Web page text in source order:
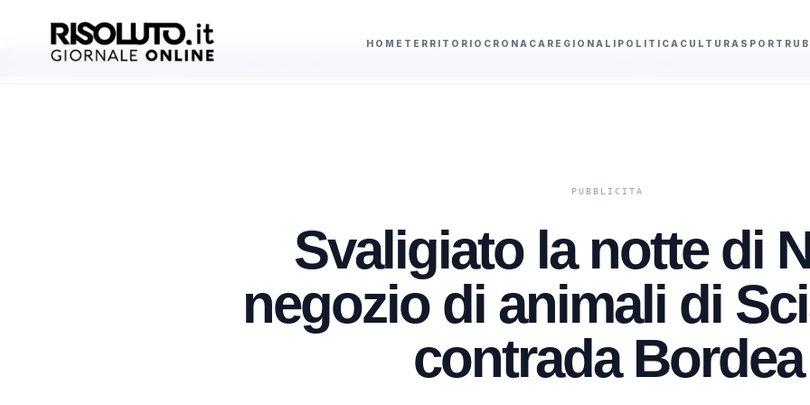
HOME TERRITORIO CRONACA REGIONALI POLITICA CULTURA SPORT
AGGIORNAMENTI
Semaforo rosso in bici, la multa arriva fino a 665 euro ma senza decurtazione punti
Svaligiato la notte di
negozio di animali di
contrada Bordea